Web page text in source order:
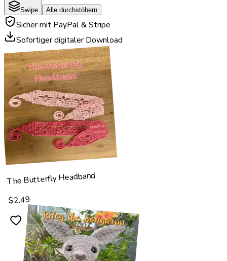
Swipe Alle durchstöbern
Sicher mit PayPal & Stripe
Sofortiger digitaler Download
The Butterfly Headband
$2.49